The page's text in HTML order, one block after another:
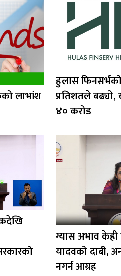
लाभांश
हुलास
प्रतिशतले
४० करोड
ग्यास अभाव केही
यादवको दाबी,
नगर्न आग्रह